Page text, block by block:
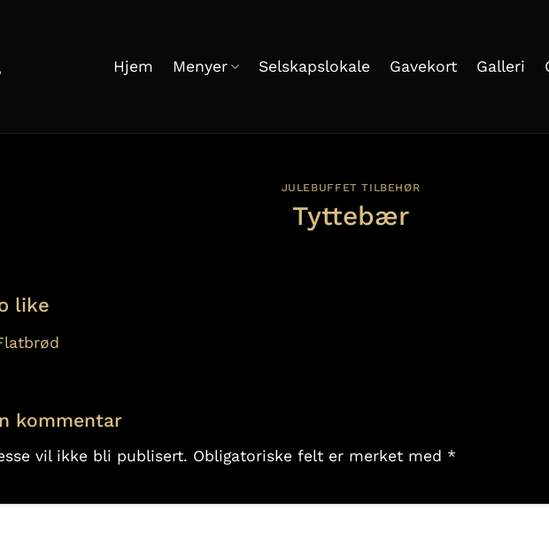
Hjem Menyer Selskapslokale Gavekort Galleri
JULEBUFFET TILBEHØR
Tyttebær
like
kommentar
vil ikke bli publisert. Obligatoriske felt er merket med *